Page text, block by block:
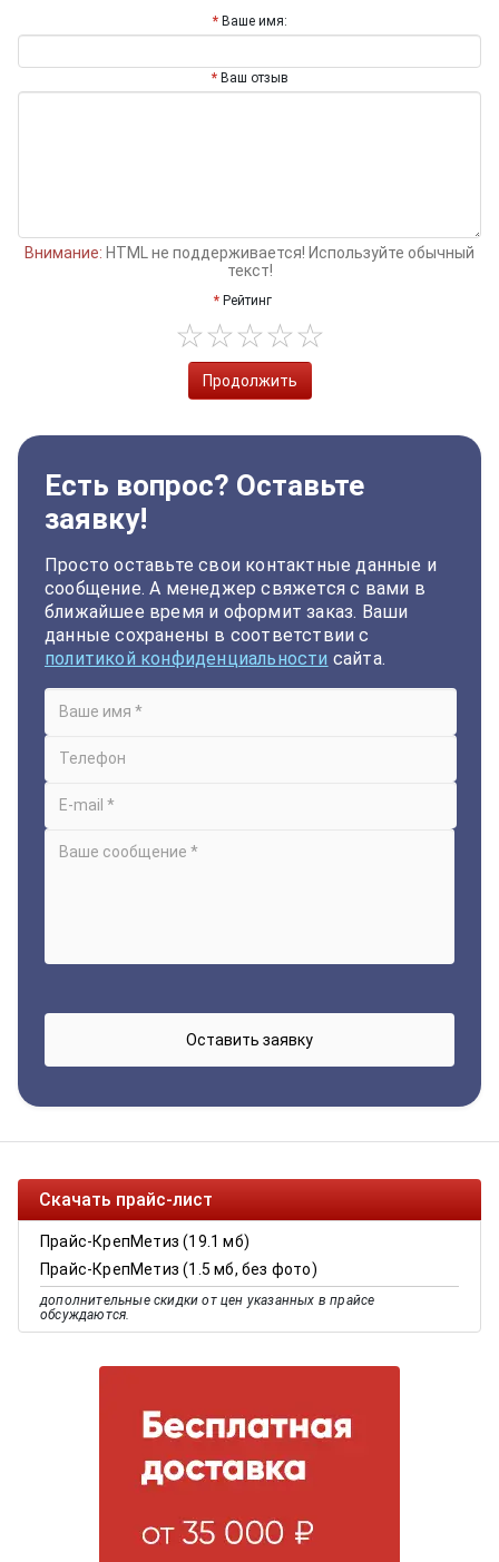
Ваше имя:
Ваш отзыв
Внимание: HTML не поддерживается! Используйте обычный
текст!
Рейтинг
Продолжить
Есть вопрос? Оставьте
заявку!
Просто оставьте свои контактные данные и
сообщение. А менеджер свяжется с вами в
ближайшее время и оформит заказ. Ваши
данные сохранены в соответствии с
политикой конфиденциальности сайта.
Скачать прайс-лист
Прайс-КрепМетиз (19.1 мб)
Прайс-КрепМетиз (1.5 мб, без фото)
дополнительные скидки от цен указанных в прайсе
обсуждаются.